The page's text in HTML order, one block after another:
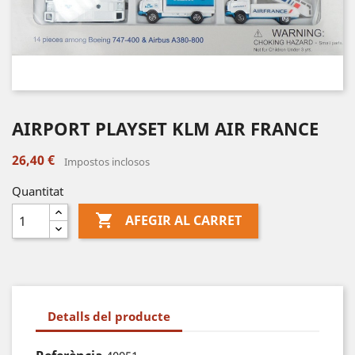
AIRPORT PLAYSET KLM AIR FRANCE
26,40 € Impostos inclosos
Quantitat
 AFEGIR AL CARRET
Detalls del producte